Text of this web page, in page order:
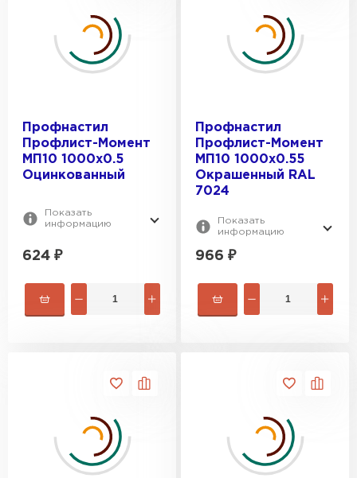
Профнастил
Профлист-Момент
МП10 1000х0.5
Оцинкованный
Показать
информацию
624 ₽
Профнастил
Профлист-Момент
МП10 1000х0.55
Окрашенный RAL
7024
Показать
информацию
966 ₽